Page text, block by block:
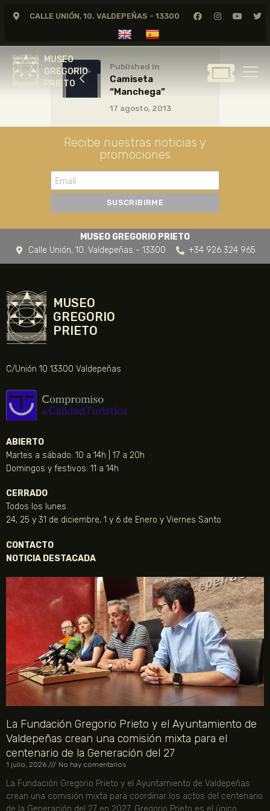
CALLE UNIÓN, 10. VALDEPEÑAS - 13300
MUSEO
GREGORIO
PRIETO
MUSEO
GREGORIO
GREGORIO PRIETO
ARCHIVO
CERTAMEN DE DIBUJO
FUNDACIÓN
TIENDA
NOTICIAS
Published in
Camiseta
“Manchega”
17 agosto, 2013
Recibe nuestras noticias y
promociones
MUSEO GREGORIO PRIETO
Calle Unión, 10. Valdepeñas - 13300
+34 926 324 965
MUSEO
GREGORIO
PRIETO
C/Unión 10 13300 Valdepeñas
ABIERTO
Martes a sábado: 10 a 14h | 17 a 20h
Domingos y festivos: 11 a 14h
CERRADO
Todos los lunes
24, 25 y 31 de diciembre, 1 y 6 de Enero y Viernes Santo
CONTACTO
NOTICIA DESTACADA
La Fundación Gregorio Prieto y el Ayuntamiento de
Valdepeñas crean una comisión mixta para el
centenario de la Generación del 27
1 julio, 2026 No hay comentarios
La Fundación Gregorio Prieto y el Ayuntamiento de Valdepeñas
crean una comisión mixta para coordinar los actos del centenario